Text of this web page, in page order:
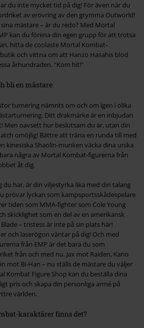
du inte mycket tid på dig! För även när du
av erövring av den grymma Outworld!
mästare – är du redo? Med Mortal
kan du förena din egen grupp för att trotsa
hitta de coolaste Mortal Kombat-
och vittna om att Hanzo Hasahis blod
århundraden. "Kom hit!"
bli en mästare
turnering nämnts om och om igen i olika
Ditt drakmärke är en inbjudan
Men oavsett hur beslutsam du är, utan din
omöjlig! Bättre att träna en runda till med
kinesiska Shaolin-munken väcka dina unika
några av Mortal Kombat-figurerna från
åt dig.
du har, är din viljestyrka lika med din talang
prövar lyckan som kampsportsskådespelare
tiden som MMA-fighter som Cole Young
skicklighet som en del av en amerikansk
– tristess är inte på sin plats här!
och laserögon väntar på dig! Och med
från EMP är det bara du som
från och med nu. Jax mot Raiden, Kano
mot Bi-Han – nu ställs de mästare du väljer
Kombat Figure Shop kan du beställa dina
pris och skapa din personliga armé på
världen.
karaktärer finns det?